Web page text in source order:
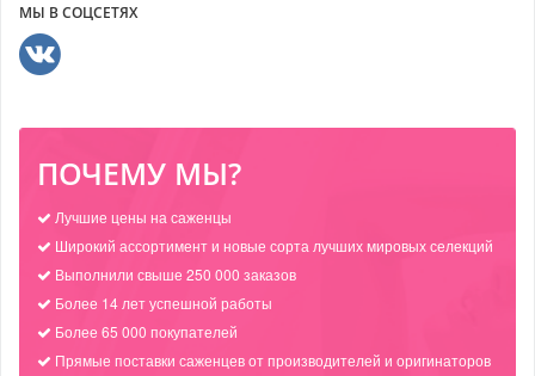
МЫ В СОЦСЕТЯХ
ПОЧЕМУ МЫ?
Лучшие цены на саженцы
Широкий ассортимент и новые сорта лучших мировых селекций
Выполнили свыше 250 000 заказов
Более 14 лет успешной работы
Более 65 000 покупателей
Прямые поставки саженцев от производителей и оригинаторов